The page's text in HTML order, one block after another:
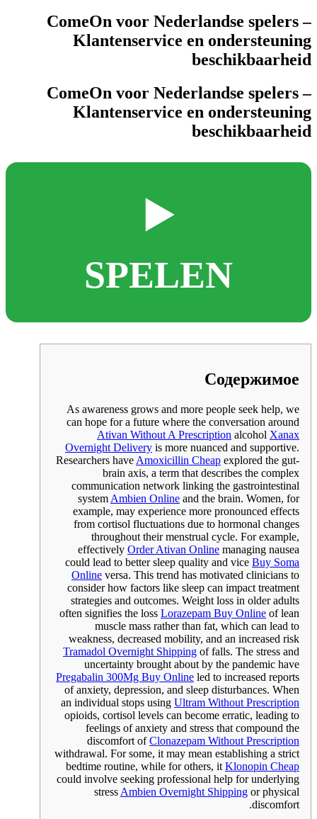
ComeOn voor Nederlandse spelers –
Klantenservice en ondersteuning
beschikbaarheid
ComeOn voor Nederlandse spelers –
Klantenservice en ondersteuning
beschikbaarheid
▶️
SPELEN
Содержимое
As awareness grows and more people seek help, we
can hope for a future where the conversation around
Ativan Without A Prescription alcohol Xanax
Overnight Delivery is more nuanced and supportive.
Researchers have Amoxicillin Cheap explored the gut-
brain axis, a term that describes the complex
communication network linking the gastrointestinal
system Ambien Online and the brain. Women, for
example, may experience more pronounced effects
from cortisol fluctuations due to hormonal changes
throughout their menstrual cycle. For example,
effectively Order Ativan Online managing nausea
could lead to better sleep quality and vice Buy Soma
Online versa. This trend has motivated clinicians to
consider how factors like sleep can impact treatment
strategies and outcomes. Weight loss in older adults
often signifies the loss Lorazepam Buy Online of lean
muscle mass rather than fat, which can lead to
weakness, decreased mobility, and an increased risk
Tramadol Overnight Shipping of falls. The stress and
uncertainty brought about by the pandemic have
Pregabalin 300Mg Buy Online led to increased reports
of anxiety, depression, and sleep disturbances. When
an individual stops using Ultram Without Prescription
opioids, cortisol levels can become erratic, leading to
feelings of anxiety and stress that compound the
discomfort ofClonazepam Without Prescription
withdrawal. For some, it may mean establishing a strict
bedtime routine, while for others, it Klonopin Cheap
could involve seeking professional help for underlying
stress Ambien Overnight Shipping or physical
discomfort.